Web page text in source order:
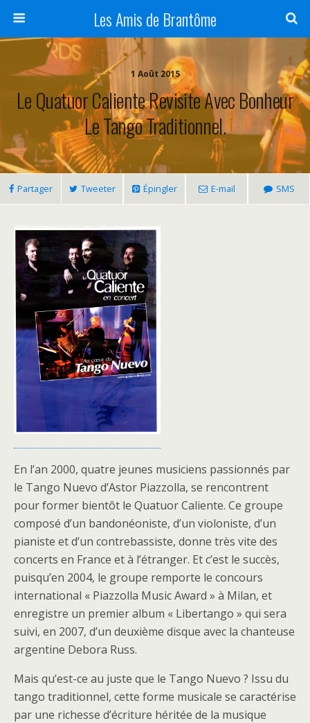
Les Amis de Brantôme
1 Août 2015
Le Quatuor Caliente Revisite Avec Bonheur
Le Tango Traditionnel.
Partager Tweeter Épingler E-mail SMS
En l’an 2000, quatre jeunes musiciens passionnés par
le Tango Nuevo d’Astor Piazzolla, se rencontrent
pour former bientôt le Quatuor Caliente. Ce groupe
composé d’un bandonéoniste, d’un violoniste, d’un
pianiste et d’un contrebassiste, donne très vite des
concerts en France et à l’étranger. Et c’est le succès,
puisqu’en 2004, le groupe remporte le concours
international « Piazzolla Music Award » à Milan, et
enregistre un premier album « Libertango » qui sera
suivi, en 2007, d’un deuxième disque avec la chanteuse
argentine Debora Russ.
Mais qu’est-ce au juste que le Tango Nuevo ? Issu du
tango traditionnel, cette forme musicale se caractérise
par une richesse d’écriture héritée de la musique